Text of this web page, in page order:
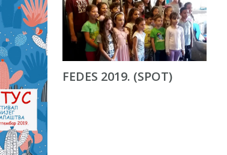
FEDES 2019. (SPOT)